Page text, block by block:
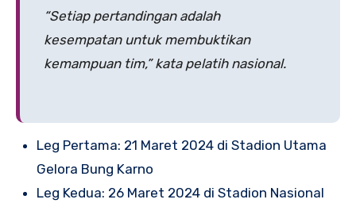
“Setiap pertandingan adalah
kesempatan untuk membuktikan
kemampuan tim,” kata pelatih nasional.
Leg Pertama: 21 Maret 2024 di Stadion Utama
Gelora Bung Karno
Leg Kedua: 26 Maret 2024 di Stadion Nasional